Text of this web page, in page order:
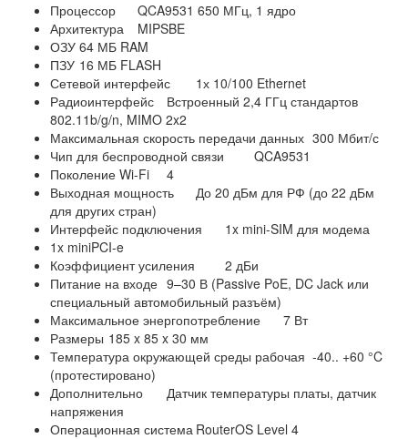
Процессор
QCA9531 650 МГц, 1 ядро
Архитектура
MIPSBE
ОЗУ 64 МБ RAM
ПЗУ 16 МБ FLASH
Сетевой интерфейс
1х 10/100 Ethernet
Радиоинтерфейс
Встроенный 2,4 ГГц стандартов
802.11b/g/n, MIMO 2x2
Максимальная скорость передачи данных 300 Мбит/с
Чип для беспроводной связи
QCA9531
Поколение Wi-Fi
4
Выходная мощность
До 20 дБм для РФ (до 22 дБм
для других стран)
Интерфейс подключения
1x mini-SIM для модема
1x miniPCI-e
Коэффициент усиления
2 дБи
Питание на входе 9–30 В (Passive PoE, DC Jack или
специальный автомобильный разъём)
Максимальное энергопотребление
7 Вт
Размеры 185 x 85 x 30 мм
Температура окружающей среды рабочая -40.. +60 °C
(протестировано)
Дополнительно
Датчик температуры платы, датчик
напряжения
Операционная система RouterOS Level 4